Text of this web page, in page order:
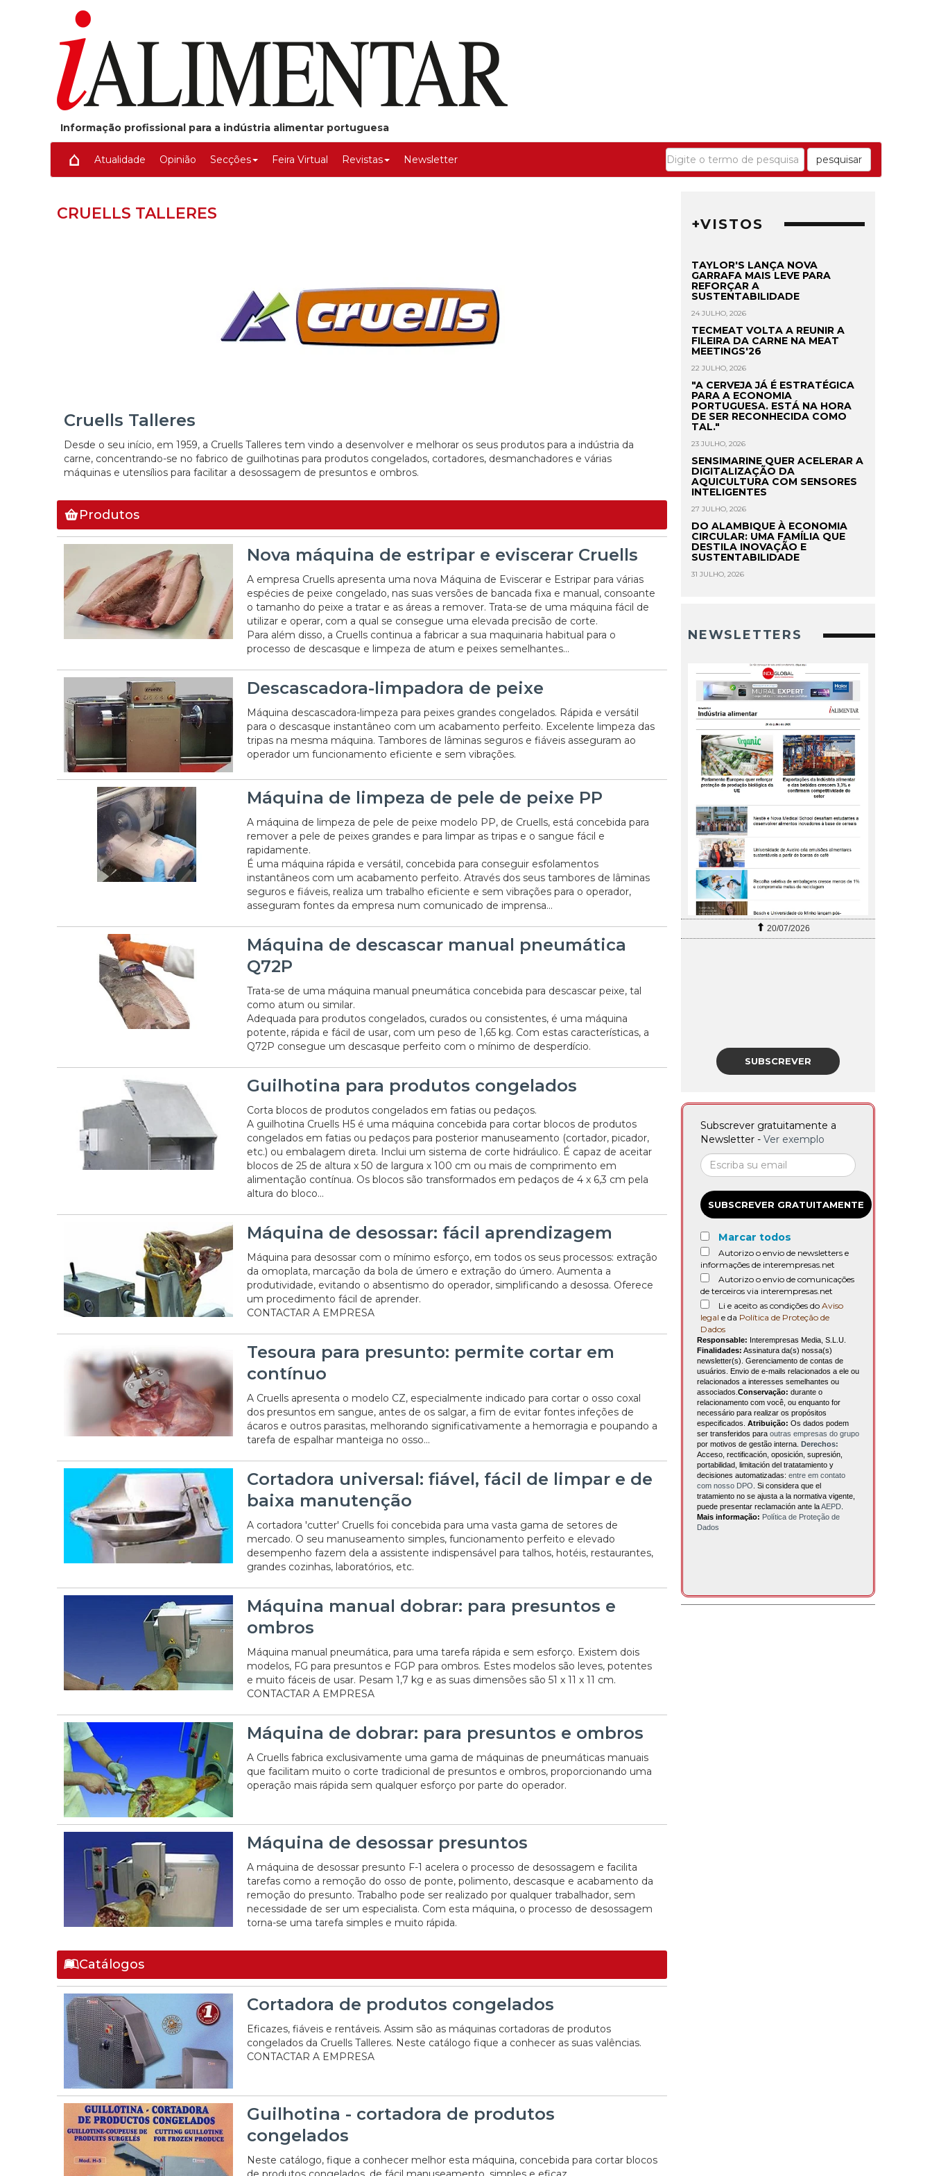
Informação profissional para a indústria alimentar portuguesa
Atualidade Opinião Secções Feira Virtual Revistas Newsletter pesquisar
CRUELLS TALLERES
Cruells Talleres
Desde o seu início, em 1959, a Cruells Talleres tem vindo a desenvolver e melhorar os seus produtos para a indústria da
carne, concentrando-se no fabrico de guilhotinas para produtos congelados, cortadores, desmanchadores e várias
máquinas e utensílios para facilitar a desossagem de presuntos e ombros.
Produtos
Nova máquina de estripar e eviscerar Cruells
A empresa Cruells apresenta uma nova Máquina de Eviscerar e Estripar para várias
espécies de peixe congelado, nas suas versões de bancada fixa e manual, consoante
o tamanho do peixe a tratar e as áreas a remover. Trata-se de uma máquina fácil de
utilizar e operar, com a qual se consegue uma elevada precisão de corte.
Para além disso, a Cruells continua a fabricar a sua maquinaria habitual para o
processo de descasque e limpeza de atum e peixes semelhantes...
Descascadora-limpadora de peixe
Máquina descascadora-limpeza para peixes grandes congelados. Rápida e versátil
para o descasque instantâneo com um acabamento perfeito. Excelente limpeza das
tripas na mesma máquina. Tambores de lâminas seguros e fiáveis asseguram ao
operador um funcionamento eficiente e sem vibrações.
Máquina de limpeza de pele de peixe PP
A máquina de limpeza de pele de peixe modelo PP, de Cruells, está concebida para
remover a pele de peixes grandes e para limpar as tripas e o sangue fácil e
rapidamente.
É uma máquina rápida e versátil, concebida para conseguir esfolamentos
instantâneos com um acabamento perfeito. Através dos seus tambores de lâminas
seguros e fiáveis, realiza um trabalho eficiente e sem vibrações para o operador,
asseguram fontes da empresa num comunicado de imprensa...
Máquina de descascar manual pneumática
Q72P
Trata-se de uma máquina manual pneumática concebida para descascar peixe, tal
como atum ou similar.
Adequada para produtos congelados, curados ou consistentes, é uma máquina
potente, rápida e fácil de usar, com um peso de 1,65 kg. Com estas características, a
Q72P consegue um descasque perfeito com o mínimo de desperdício.
Guilhotina para produtos congelados
Corta blocos de produtos congelados em fatias ou pedaços.
A guilhotina Cruells H5 é uma máquina concebida para cortar blocos de produtos
congelados em fatias ou pedaços para posterior manuseamento (cortador, picador,
etc.) ou embalagem direta. Inclui um sistema de corte hidráulico. É capaz de aceitar
blocos de 25 de altura x 50 de largura x 100 cm ou mais de comprimento em
alimentação contínua. Os blocos são transformados em pedaços de 4 x 6,3 cm pela
altura do bloco...
Máquina de desossar: fácil aprendizagem
Máquina para desossar com o mínimo esforço, em todos os seus processos: extração
da omoplata, marcação da bola de úmero e extração do úmero. Aumenta a
produtividade, evitando o absentismo do operador, simplificando a desossa. Oferece
um procedimento fácil de aprender.
CONTACTAR A EMPRESA
Tesoura para presunto: permite cortar em
contínuo
A Cruells apresenta o modelo CZ, especialmente indicado para cortar o osso coxal
dos presuntos em sangue, antes de os salgar, a fim de evitar fontes infeções de
ácaros e outros parasitas, melhorando significativamente a hemorragia e poupando a
tarefa de espalhar manteiga no osso...
Cortadora universal: fiável, fácil de limpar e de
baixa manutenção
A cortadora 'cutter' Cruells foi concebida para uma vasta gama de setores de
mercado. O seu manuseamento simples, funcionamento perfeito e elevado
desempenho fazem dela a assistente indispensável para talhos, hotéis, restaurantes,
grandes cozinhas, laboratórios, etc.
Máquina manual dobrar: para presuntos e
ombros
Máquina manual pneumática, para uma tarefa rápida e sem esforço. Existem dois
modelos, FG para presuntos e FGP para ombros. Estes modelos são leves, potentes
e muito fáceis de usar. Pesam 1,7 kg e as suas dimensões são 51 x 11 x 11 cm.
CONTACTAR A EMPRESA
Máquina de dobrar: para presuntos e ombros
A Cruells fabrica exclusivamente uma gama de máquinas de pneumáticas manuais
que facilitam muito o corte tradicional de presuntos e ombros, proporcionando uma
operação mais rápida sem qualquer esforço por parte do operador.
Máquina de desossar presuntos
A máquina de desossar presunto F-1 acelera o processo de desossagem e facilita
tarefas como a remoção do osso de ponte, polimento, descasque e acabamento da
remoção do presunto. Trabalho pode ser realizado por qualquer trabalhador, sem
necessidade de ser um especialista. Com esta máquina, o processo de desossagem
torna-se uma tarefa simples e muito rápida.
Catálogos
Cortadora de produtos congelados
Eficazes, fiáveis e rentáveis. Assim são as máquinas cortadoras de produtos
congelados da Cruells Talleres. Neste catálogo fique a conhecer as suas valências.
CONTACTAR A EMPRESA
Guilhotina - cortadora de produtos
congelados
Neste catálogo, fique a conhecer melhor esta máquina, concebida para cortar blocos
+VISTOS
TAYLOR'S LANÇA NOVA
GARRAFA MAIS LEVE PARA
REFORÇAR A
SUSTENTABILIDADE
24 JULHO, 2026
TECMEAT VOLTA A REUNIR A
FILEIRA DA CARNE NA MEAT
MEETINGS'26
22 JULHO, 2026
"A CERVEJA JÁ É ESTRATÉGICA
PARA A ECONOMIA
PORTUGUESA. ESTÁ NA HORA
DE SER RECONHECIDA COMO
TAL."
23 JULHO, 2026
SENSIMARINE QUER ACELERAR A
DIGITALIZAÇÃO DA
AQUICULTURA COM SENSORES
INTELIGENTES
27 JULHO, 2026
DO ALAMBIQUE À ECONOMIA
CIRCULAR: UMA FAMÍLIA QUE
DESTILA INOVAÇÃO E
SUSTENTABILIDADE
31 JULHO, 2026
NEWSLETTERS
20/07/2026
27/07/2026
20/07/2026
SUBSCREVER
Subscrever gratuitamente a
Newsletter - Ver exemplo
SUBSCREVER GRATUITAMENTE
Marcar todos
Autorizo o envio de newsletters e
informações de interempresas.net
Autorizo o envio de comunicações
de terceiros via interempresas.net
Li e aceito as condições do Aviso
legal e da Política de Proteção de
Dados
Responsable: Interempresas Media, S.L.U.
Finalidades: Assinatura da(s) nossa(s)
newsletter(s). Gerenciamento de contas de
usuários. Envio de e-mails relacionados a ele ou
relacionados a interesses semelhantes ou
associados. Conservação: durante o
relacionamento com você, ou enquanto for
necessário para realizar os propósitos
especificados. Atribuição: Os dados podem
ser transferidos para outras empresas do grupo
por motivos de gestão interna.
Derechos:
Acceso, rectificación, oposición, supresión,
portabilidad, limitación del tratatamiento y
decisiones automatizadas: entre em contato
com nosso DPO . Si considera que el
tratamiento no se ajusta a la normativa vigente,
puede presentar reclamación ante laAEPD
Mais informação: Política de Proteção de
Dados